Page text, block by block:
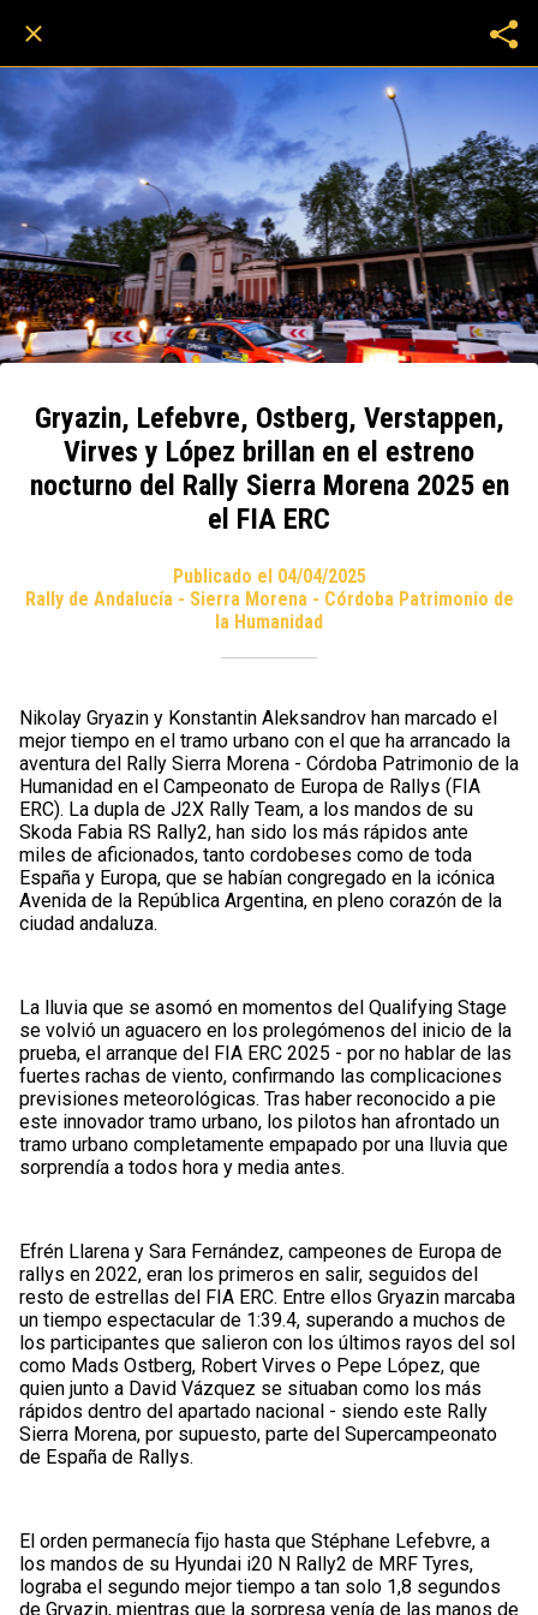
Gryazin, Lefebvre, Ostberg, Verstappen,
Virves y López brillan en el estreno
nocturno del Rally Sierra Morena 2025 en
el FIA ERC
Publicado el 04/04/2025
Rally de Andalucía - Sierra Morena - Córdoba Patrimonio de
la Humanidad
Nikolay Gryazin y Konstantin Aleksandrov han marcado el
mejor tiempo en el tramo urbano con el que ha arrancado la
aventura del Rally Sierra Morena - Córdoba Patrimonio de la
Humanidad en el Campeonato de Europa de Rallys (FIA
ERC). La dupla de J2X Rally Team, a los mandos de su
Skoda Fabia RS Rally2, han sido los más rápidos ante
miles de aficionados, tanto cordobeses como de toda
España y Europa, que se habían congregado en la icónica
Avenida de la República Argentina, en pleno corazón de la
ciudad andaluza.
La lluvia que se asomó en momentos del Qualifying Stage
se volvió un aguacero en los prolegómenos del inicio de la
prueba, el arranque del FIA ERC 2025 - por no hablar de las
fuertes rachas de viento, confirmando las complicaciones
previsiones meteorológicas. Tras haber reconocido a pie
este innovador tramo urbano, los pilotos han afrontado un
tramo urbano completamente empapado por una lluvia que
sorprendía a todos hora y media antes.
Efrén Llarena y Sara Fernández, campeones de Europa de
rallys en 2022, eran los primeros en salir, seguidos del
resto de estrellas del FIA ERC. Entre ellos Gryazin marcaba
un tiempo espectacular de 1:39.4, superando a muchos de
los participantes que salieron con los últimos rayos del sol
como Mads Ostberg, Robert Virves o Pepe López, que
quien junto a David Vázquez se situaban como los más
rápidos dentro del apartado nacional - siendo este Rally
Sierra Morena, por supuesto, parte del Supercampeonato
de España de Rallys.
El orden permanecía fijo hasta que Stéphane Lefebvre, a
los mandos de su Hyundai i20 N Rally2 de MRF Tyres,
lograba el segundo mejor tiempo a tan solo 1,8 segundos
de Gryazin, mientras que la sorpresa venía de las manos de